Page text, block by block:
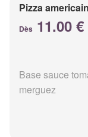
Pizza
Dès 11.00 €
Base sauce
merguez